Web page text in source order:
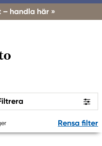
handla här »
Rensa filter